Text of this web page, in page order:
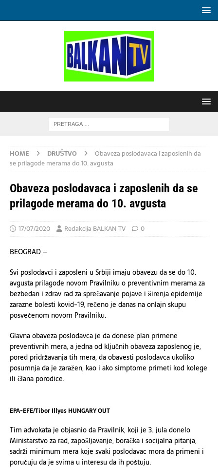
HOME DRUŠTVO
Obaveza poslodavaca i zaposlenih da
se prilagode merama do 10. avgusta
Obaveza poslodavaca i zaposlenih da se
prilagode merama do 10. avgusta
17/07/2020 Redakcija BALKAN TV 0
BEOGRAD –
Svi poslodavci i zaposleni u Srbiji imaju obavezu da se do 10.
avgusta prilagode novom Pravilniku o preventivnim merama za
bezbedan i zdrav rad za sprečavanje pojave i širenja epidemije
zarazne bolesti kovid-19, rečeno je danas na onlajn skupu
posvećenom novom Pravilniku.
Glavna obaveza poslodavca je da donese plan primene
preventivnih mera, a jedna od ključnih obaveza zaposlenog je,
pored pridržavanja tih mera, da obavesti poslodavca ukoliko
posumnja da je zaražen, kao i ako simptome primeti kod kolege
ili člana porodice.
EPA-EFE/Tibor Illyes HUNGARY OUT
Tim advokata je objasnio da Pravilnik, koji je 3. jula donelo
Ministarstvo za rad, zapošljavanje, boračka i socijalna pitanja,
sadrži minimum mera koje svaki poslodavac mora da primeni i
poručuju da je svima u interesu da ih poštuju.